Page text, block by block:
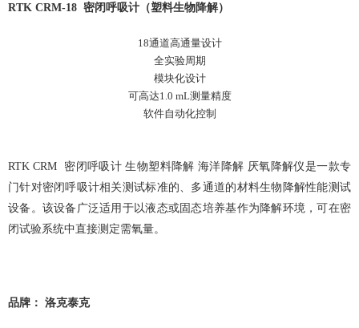
RTK CRM-18 密闭呼吸计（塑料生物降解）
18通道高通量设计
全实验周期
模块化设计
可高达1.0 mL测量精度
软件自动化控制
RTK CRM 密闭呼吸计 生物塑料降解 海洋降解 厌氧降解仪是一款专
门针对密闭呼吸计相关测试标准的、多通道的材料生物降解性能测试
设备。该设备 广泛适用于以液态或固态培养基作为降解环境 ，可在密
闭试验系统中直接测定需氧量。
品牌： 洛克泰克